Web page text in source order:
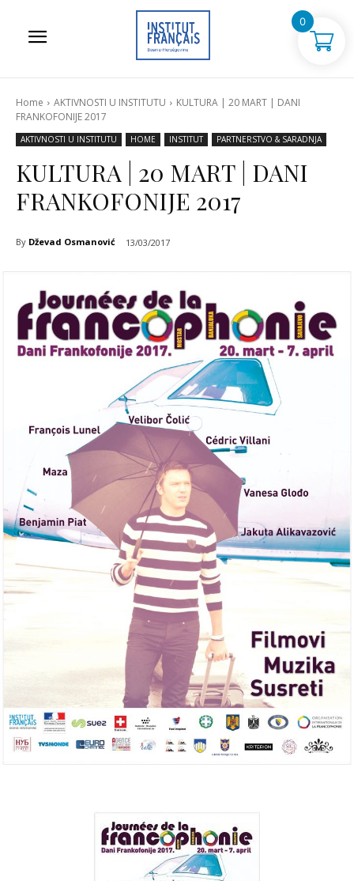
Home AKTIVNOSTI U INSTITUTU
KULTURA | 20 MART | DANI
FRANKOFONIJE 2017
AKTIVNOSTI U INSTITUTU HOME INSTITUT PARTNERSTVO & SARADNJA
KULTURA | 20 MART | DANI
FRANKOFONIJE 2017
By Dževad Osmanović 13/03/2017
0